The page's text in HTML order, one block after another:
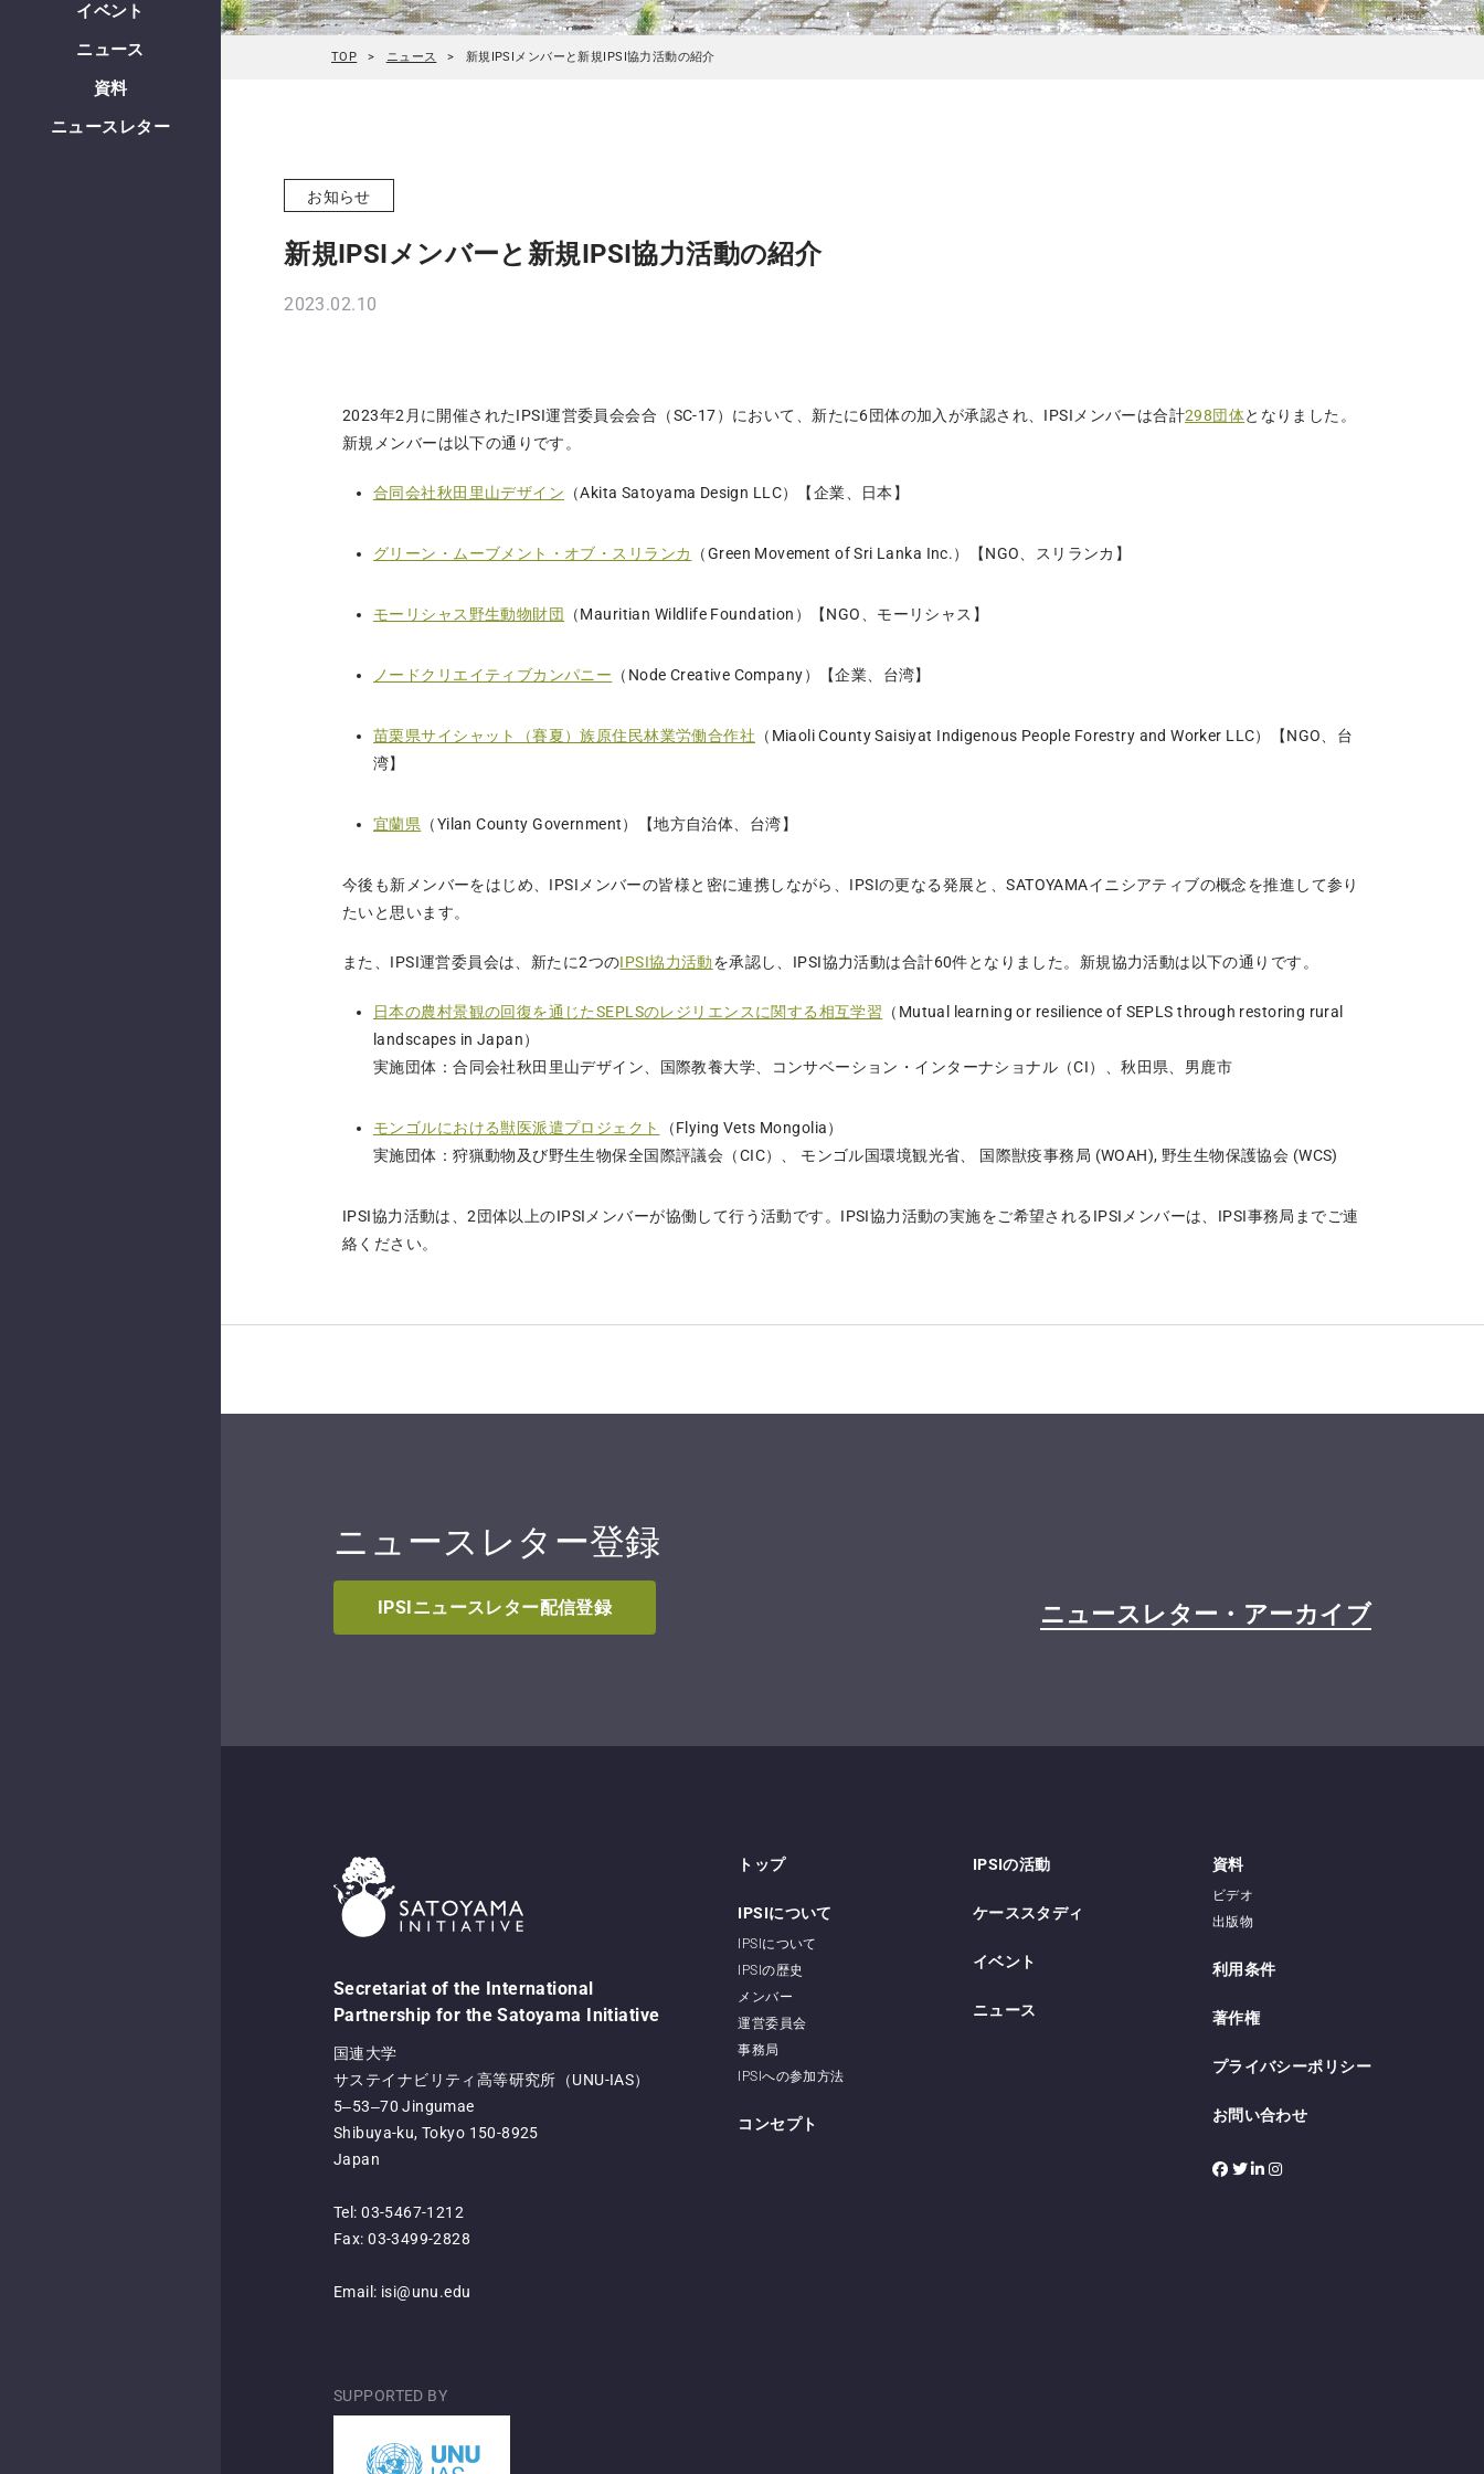
イベント
ニュース
資料
ニュースレター
TOP ニュース 新規IPSIメンバーと新規IPSI協力活動の紹介
お知らせ
新規IPSIメンバーと新規IPSI協力活動の紹介
2023.02.10
2023年2月に開催されたIPSI運営委員会会合（SC-17）において、新たに6団体の加入が承認され、IPSIメンバーは合計298団体となりました。
新規メンバーは以下の通りです。
合同会社秋田里山デザイン （Akita Satoyama Design LLC）【企業、日本】
グリーン・ムーブメント・オブ・スリランカ （Green Movement of Sri Lanka Inc.）【NGO、スリランカ】
モーリシャス野生動物財団 （Mauritian Wildlife Foundation）【NGO、モーリシャス】
ノードクリエイティブカンパニー （Node Creative Company）【企業、台湾】
苗栗県サイシャット（賽夏）族原住民林業労働合作社 （Miaoli County Saisiyat Indigenous People Forestry and Worker LLC）【NGO、台
湾】
宜蘭県 （Yilan County Government）【地方自治体、台湾】
今後も新メンバーをはじめ、IPSIメンバーの皆様と密に連携しながら、IPSIの更なる発展と、SATOYAMAイニシアティブの概念を推進して参り
たいと思います。
また、IPSI運営委員会は、新たに2つのIPSI協力活動を承認し、IPSI協力活動は合計60件となりました。新規協力活動は以下の通りです。
日本の農村景観の回復を通じたSEPLSのレジリエンスに関する相互学習 （Mutual learning or resilience of SEPLS through restoring rural
landscapes in Japan）
実施団体：合同会社秋田里山デザイン、国際教養大学、コンサベーション・インターナショナル（CI）、秋田県、男鹿市
モンゴルにおける獣医派遣プロジェクト
（Flying Vets Mongolia）
実施団体：狩猟動物及び野生生物保全国際評議会（CIC）、 モンゴル国環境観光省、 国際獣疫事務局 (WOAH), 野生生物保護協会 (WCS)
IPSI協力活動は、2団体以上のIPSIメンバーが協働して行う活動です。IPSI協力活動の実施をご希望されるIPSIメンバーは、IPSI事務局までご連
絡ください。
ニュースレター登録
IPSIニュースレター配信登録 ニュースレター・アーカイブ
Secretariat of the International
Partnership for the Satoyama Initiative
国連大学
サステイナビリティ高等研究所（UNU-IAS）
5‒53‒70 Jingumae
Shibuya-ku, Tokyo 150-8925
Japan
Tel: 03-5467-1212
Fax: 03-3499-2828
Email: isi@unu.edu
SUPPORTED BY
トップ
IPSIについて
IPSIについて
IPSIの歴史
メンバー
運営委員会
事務局
IPSIへの参加方法
コンセプト
IPSIの活動
ケーススタディ
イベント
ニュース
資料
ビデオ
出版物
利用条件
著作権
プライバシーポリシー
お問い合わせ